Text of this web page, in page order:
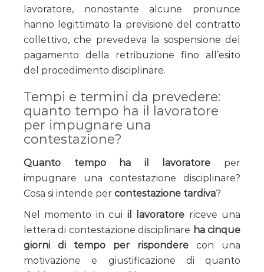
lavoratore, nonostante alcune pronunce
hanno legittimato la previsione del contratto
collettivo, che prevedeva la sospensione del
pagamento della retribuzione fino all’esito
del procedimento disciplinare.
Tempi e termini da prevedere:
quanto tempo ha il lavoratore
per impugnare una
contestazione?
Quanto tempo ha il lavoratore per
impugnare una contestazione disciplinare?
Cosa si intende per contestazione tardiva?
Nel momento in cui il lavoratore riceve una
lettera di contestazione disciplinare ha cinque
giorni di tempo per rispondere con una
motivazione e giustificazione di quanto